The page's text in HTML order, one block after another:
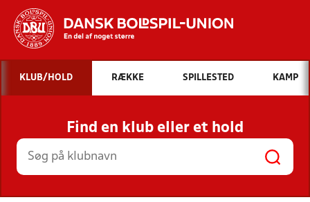
Hvad vil du søge efter?
INDHOLD OG NYHEDER
STILLINGER, RESULTATER, KLUBBER OG
HOLD
KLUB/HOLD RÆKKE SPILLESTED KAMP
Find en klub eller et hold